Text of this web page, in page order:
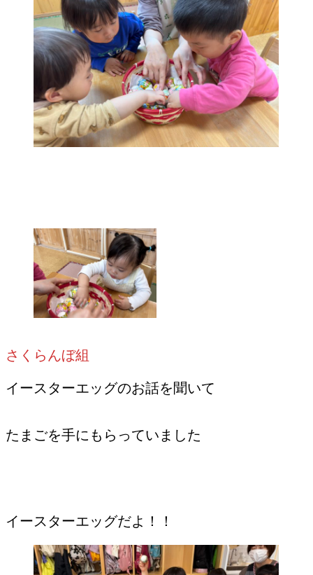
さくらんぼ組
イースターエッグのお話を聞いて
たまごを手にもらっていました
イースターエッグだよ！！